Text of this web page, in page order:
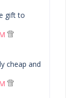
gift to
cheap and